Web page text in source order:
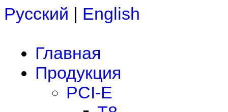
Русский | English
Главная
Продукция
PCI-E